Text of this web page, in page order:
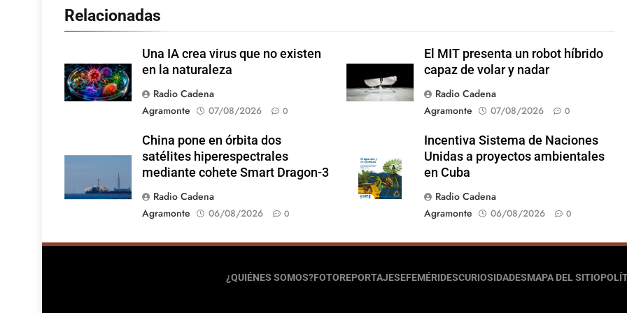
Relacionadas
Una IA crea virus que no existen
en la naturaleza
Radio Cadena
Agramonte
07/08/2026 0
El MIT presenta un robot híbrido
capaz de volar y nadar
Radio Cadena
Agramonte
07/08/2026 0
China pone en órbita dos
satélites hiperespectrales
mediante cohete Smart Dragon-3
Radio Cadena
Agramonte
06/08/2026 0
Incentiva Sistema de Naciones
Unidas a proyectos ambientales
en Cuba
Radio Cadena
Agramonte
06/08/2026 0
¿QUIÉNES SOMOS?FOTOREPORTAJESEFEMÉRIDESCURIOSIDADESMAPA DEL SITIO